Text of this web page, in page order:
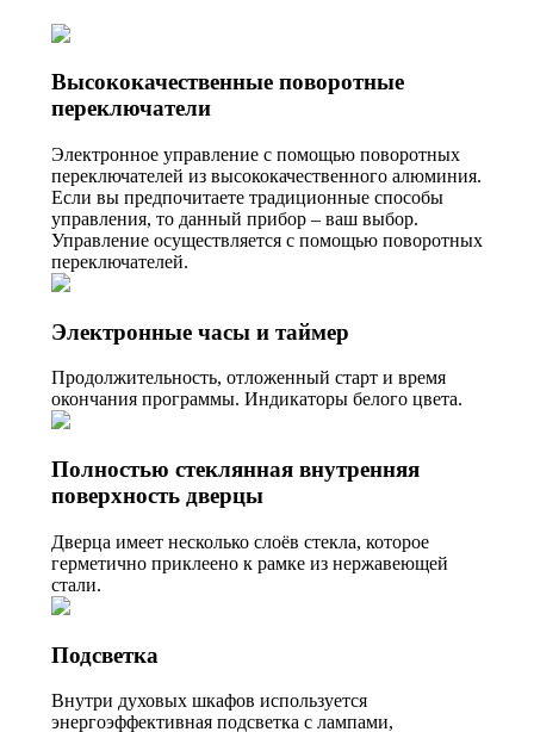
Высококачественные поворотные
переключатели
Электронное управление с помощью поворотных
переключателей из высококачественного алюминия.
Если вы предпочитаете традиционные способы
управления, то данный прибор – ваш выбор.
Управление осуществляется с помощью поворотных
переключателей.
Электронные часы и таймер
Продолжительность, отложенный старт и время
окончания программы. Индикаторы белого цвета.
Полностью стеклянная внутренняя
поверхность дверцы
Дверца имеет несколько слоёв стекла, которое
герметично приклеено к рамке из нержавеющей
стали.
Подсветка
Внутри духовых шкафов используется
энергоэффективная подсветка с лампами,